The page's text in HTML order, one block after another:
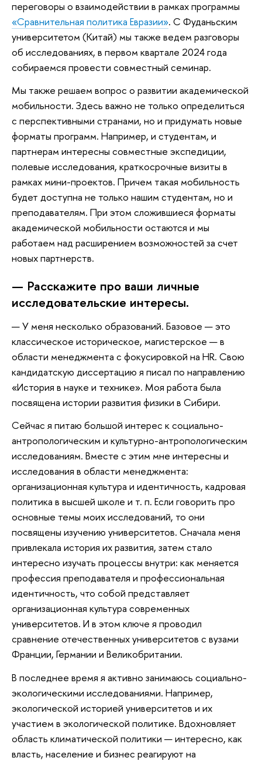
переговоры о взаимодействии в рамках программы
«Сравнительная политика Евразии». С Фуданьским
университетом (Китай) мы также ведем разговоры
об исследованиях, в первом квартале 2024 года
собираемся провести совместный семинар.
Мы также решаем вопрос о развитии академической
мобильности. Здесь важно не только определиться
с перспективными странами, но и придумать новые
форматы программ. Например, и студентам, и
партнерам интересны совместные экспедиции,
полевые исследования, краткосрочные визиты в
рамках мини-проектов. Причем такая мобильность
будет доступна не только нашим студентам, но и
преподавателям. При этом сложившиеся форматы
академической мобильности остаются и мы
работаем над расширением возможностей за счет
новых партнерств.
— Расскажите про ваши личные
исследовательские интересы.
— У меня несколько образований. Базовое — это
классическое историческое, магистерское — в
области менеджмента с фокусировкой на HR. Свою
кандидатскую диссертацию я писал по направлению
«История в науке и технике». Моя работа была
посвящена истории развития физики в Сибири.
Сейчас я питаю большой интерес к социально-
антропологическим и культурно-антропологическим
исследованиям. Вместе с этим мне интересны и
исследования в области менеджмента:
организационная культура и идентичность, кадровая
политика в высшей школе и т. п. Если говорить про
основные темы моих исследований, то они
посвящены изучению университетов. Сначала меня
привлекала история их развития, затем стало
интересно изучать процессы внутри: как меняется
профессия преподавателя и профессиональная
идентичность, что собой представляет
организационная культура современных
университетов. И в этом ключе я проводил
сравнение отечественных университетов с вузами
Франции, Германии и Великобритании.
В последнее время я активно занимаюсь социально-
экологическими исследованиями. Например,
экологической историей университетов и их
участием в экологической политике. Вдохновляет
область климатической политики — интересно, как
власть, население и бизнес реагируют на